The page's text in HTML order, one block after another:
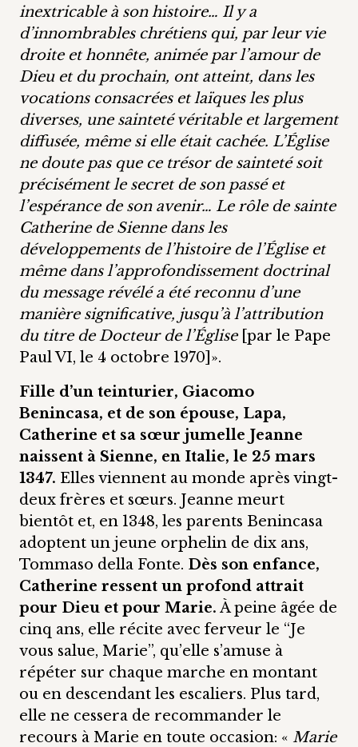
inextricable à son histoire… Il y a
d’innombrables chrétiens qui, par leur vie
droite et honnête, animée par l’amour de
Dieu et du prochain, ont atteint, dans les
vocations consacrées et laïques les plus
diverses, une sainteté véritable et largement
diffusée, même si elle était cachée. L’Église
ne doute pas que ce trésor de sainteté soit
précisément le secret de son passé et
l’espérance de son avenir… Le rôle de sainte
Catherine de Sienne dans les
développements de l’histoire de l’Église et
même dans l’approfondissement doctrinal
du message révélé a été reconnu d’une
manière significative, jusqu’à l’attribution
du titre de Docteur de l’Église[par le Pape
Paul VI, le 4 octobre 1970]».
Fille d’un teinturier, Giacomo
Benincasa, et de son épouse, Lapa,
Catherine et sa sœur jumelle Jeanne
naissent à Sienne, en Italie, le 25 mars
1347. Elles viennent au monde après vingt-
deux frères et sœurs. Jeanne meurt
bientôt et, en 1348, les parents Benincasa
adoptent un jeune orphelin de dix ans,
Tommaso della Fonte. Dès son enfance,
Catherine ressent un profond attrait
pour Dieu et pour Marie. À peine âgée de
cinq ans, elle récite avec ferveur le “Je
vous salue, Marie”, qu’elle s’amuse à
répéter sur chaque marche en montant
ou en descendant les escaliers. Plus tard,
elle ne cessera de recommander le
recours à Marie en toute occasion: « Marie